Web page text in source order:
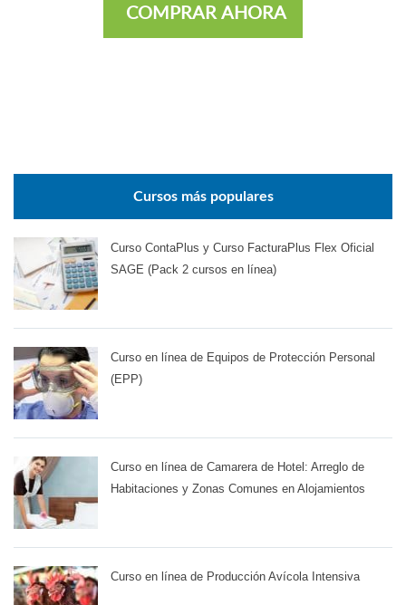
COMPRAR AHORA
Cursos más populares
Curso ContaPlus y Curso FacturaPlus Flex Oficial
SAGE (Pack 2 cursos en línea)
Curso en línea de Equipos de Protección Personal
(EPP)
Curso en línea de Camarera de Hotel: Arreglo de
Habitaciones y Zonas Comunes en Alojamientos
Curso en línea de Producción Avícola Intensiva